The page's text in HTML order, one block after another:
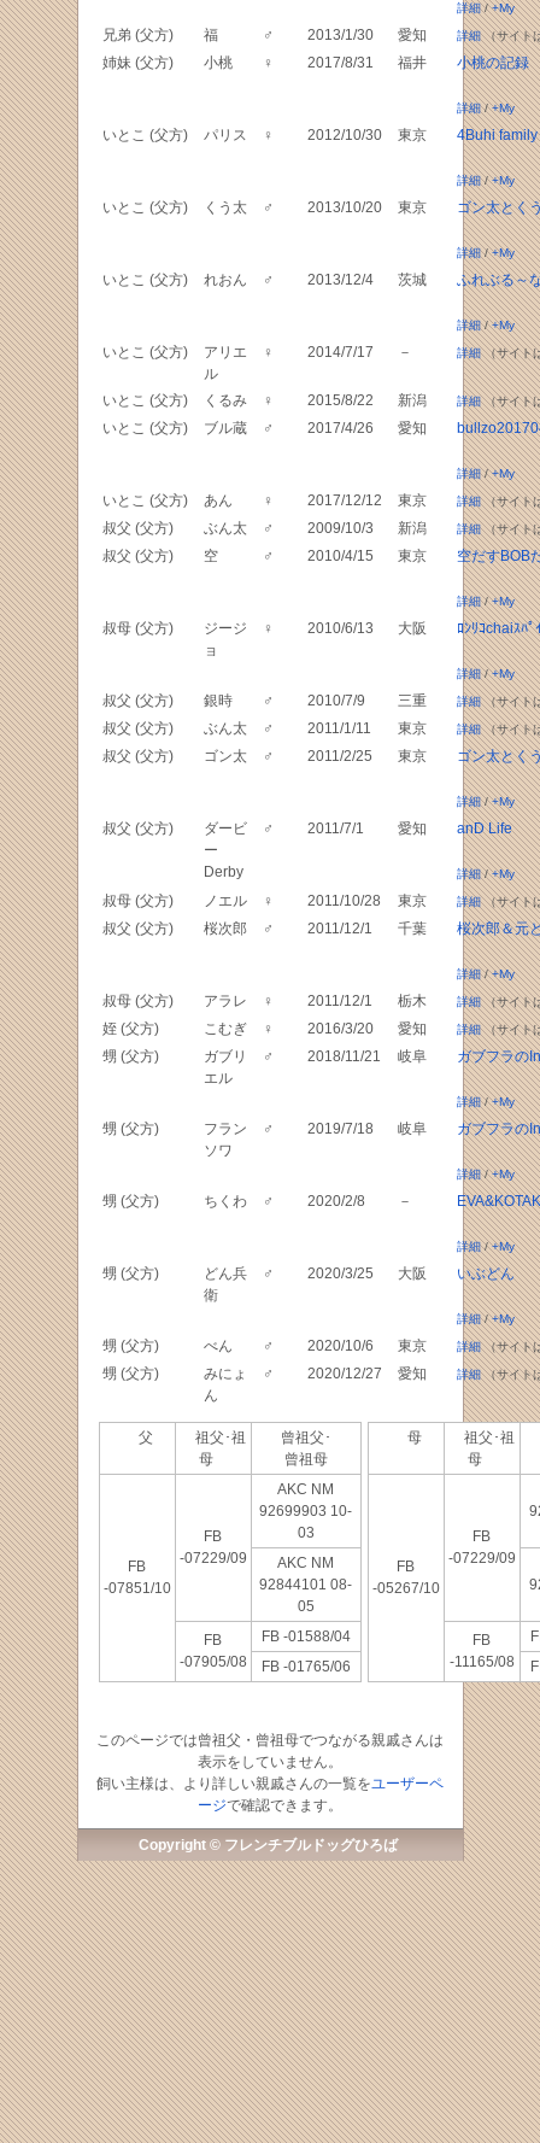
詳細/+My
兄弟 (父方) 福 ♂ 2013/1/30 愛知 詳細（サイト
姉妹 (父方) 小桃 ♀ 2017/8/31 福井 小桃の記録
詳細/+My
いとこ (父方) パリス ♀ 2012/10/30 東京 4Buhi family
詳細/+My
いとこ (父方) くう太 ♂ 2013/10/20 東京 ゴン太とく
詳細/+My
いとこ (父方) れおん ♂ 2013/12/4 茨城 ふれぶる～
詳細/+My
いとこ (父方)
アリエ
ル
♀ 2014/7/17 － 詳細（サイト
いとこ (父方) くるみ ♀ 2015/8/22 新潟 詳細（サイト
いとこ (父方) ブル蔵 ♂ 2017/4/26 愛知
詳細/+My
いとこ (父方) あん ♀ 2017/12/12 東京 詳細（サイト
叔父 (父方) ぶん太 ♂ 2009/10/3 新潟 詳細（サイト
叔父 (父方) 空 ♂ 2010/4/15 東京 空だすBOB
詳細/+My
叔母 (父方)
ジージ
ョ
♀ 2010/6/13 大阪 ﾛﾝﾘｺchaiｽﾊ
詳細/+My
叔父 (父方) 銀時 ♂ 2010/7/9 三重 詳細（サイト
叔父 (父方) ぶん太 ♂ 2011/1/11 東京 詳細（サイト
叔父 (父方) ゴン太 ♂ 2011/2/25 東京 ゴン太とく
詳細/+My
叔父 (父方)
ダービ
ー
Derby
♂ 2011/7/1 愛知 anD Life
詳細/+My
叔母 (父方) ノエル ♀ 2011/10/28 東京 詳細（サイト
叔父 (父方) 桜次郎 ♂ 2011/12/1 千葉 桜次郎＆元
詳細/+My
叔母 (父方) アラレ ♀ 2011/12/1 栃木 詳細（サイト
姪 (父方) こむぎ ♀ 2016/3/20 愛知 詳細（サイト
甥 (父方)
ガブリ
エル
♂ 2018/11/21 岐阜 ガブフラの
詳細/+My
甥 (父方)
フラン
ソワ
♂ 2019/7/18 岐阜 ガブフラの
詳細/+My
甥 (父方) ちくわ ♂ 2020/2/8 －
詳細/+My
甥 (父方)
どん兵
衛
♂ 2020/3/25 大阪 いぶどん
詳細/+My
甥 (父方) べん ♂ 2020/10/6 東京 詳細（サイト
甥 (父方)
みにょ
ん
♂ 2020/12/27 愛知 詳細（サイト
父
祖父･祖
母
曾祖父･
曾祖母
FB
-07851/10
FB
-07229/09
AKC NM
92699903 10-
03
AKC NM
92844101 08-
05
FB
-07905/08
FB -01588/04
FB -01765/06
母
祖父･祖
母
FB
-05267/10
FB
-07229/09
FB
-11165/08
このページでは曾祖父・曾祖母でつながる親戚さんは
表示をしていません。
飼い主様は、より詳しい親戚さんの一覧をユーザーペ
ージで確認できます。
Copyright © フレンチブルドッグひろば